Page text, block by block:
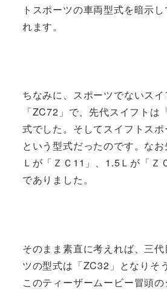
トスポーツの車両型式を暗示
れます。
ちなみに、スポーツでないス
「ZC72」で、先代スイフトは
式でした。そしてスイフトスポ
という型式だったのです。な
Ｌが「ＺＣ11」、1.5Ｌが「Ｚ
でありました。
そのまま素直に考えれば、三
ツの型式は「ZC32」となりそ
このティーザームービー冒頭